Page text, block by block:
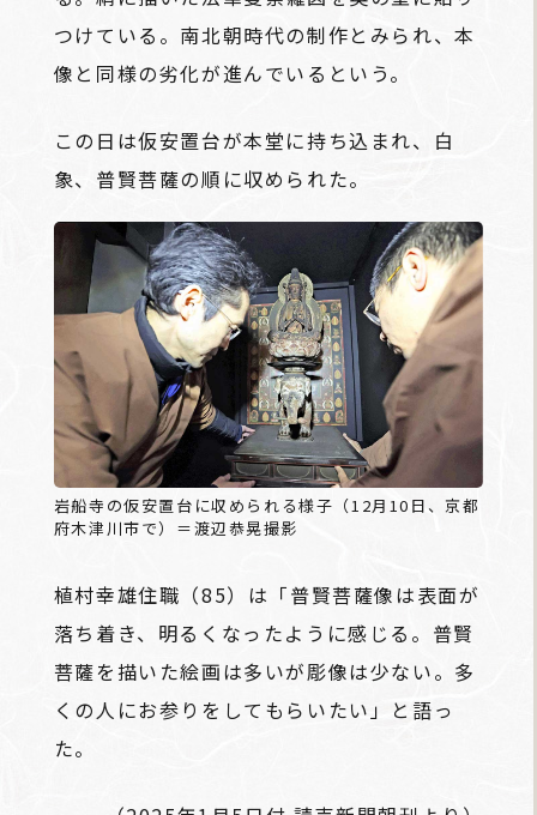
つけている。南北朝時代の制作とみられ、本
像と同様の劣化が進んでいるという。
この日は仮安置台が本堂に持ち込まれ、白
象、普賢菩薩の順に収められた。
岩船寺の仮安置台に収められる様子（12月10日、京都
府木津川市で）＝渡辺恭晃撮影
植村幸雄住職（85）は「普賢菩薩像は表面が
落ち着き、明るくなったように感じる。普賢
菩薩を描いた絵画は多いが彫像は少ない。多
くの人にお参りをしてもらいたい」と語っ
た。